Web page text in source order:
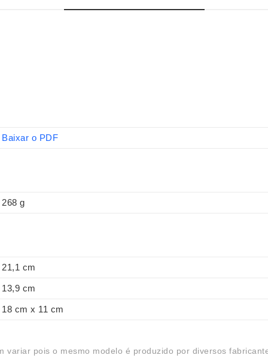
Baixar o PDF
268 g
21,1 cm
13,9 cm
18 cm x 11 cm
variar pois o mesmo modelo é produzido por diversos